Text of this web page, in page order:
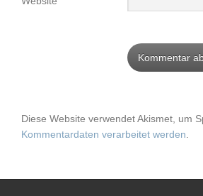
Diese Website verwendet Akismet, um
Kommentardaten verarbeitet werden